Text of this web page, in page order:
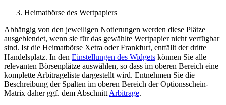
Heimatbörse des Wertpapiers
Abhängig von den jeweiligen Notierungen werden diese Plätze
ausgeblendet, wenn sie für das gewählte Wertpapier nicht verfügbar
sind. Ist die Heimatbörse Xetra oder Frankfurt, entfällt der dritte
Handelsplatz. In den Einstellungen des Widgets können Sie alle
relevanten Börsenplätze auswählen, so dass im oberen Bereich eine
komplette Arbitrageliste dargestellt wird. Entnehmen Sie die
Beschreibung der Spalten im oberen Bereich der Optionsschein-
Matrix daher ggf. dem Abschnitt Arbitrage.